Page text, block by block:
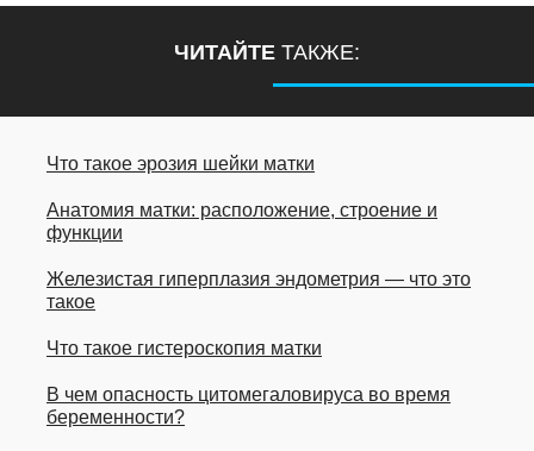
ЧИТАЙТЕ ТАКЖЕ:
Что такое эрозия шейки матки
Анатомия матки: расположение, строение и
функции
Железистая гиперплазия эндометрия — что это
такое
Что такое гистероскопия матки
В чем опасность цитомегаловируса во время
беременности?